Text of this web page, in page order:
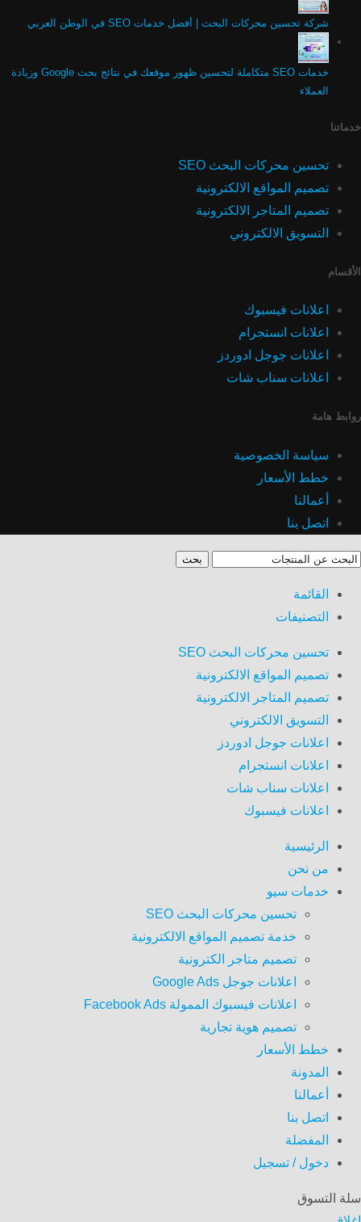
شركة تحسين محركات البحث | أفضل خدمات SEO في الوطن العربي
خدمات SEO متكاملة لتحسين ظهور موقعك في نتائج بحث Google وزيادة
العملاء
خدماتنا
تحسين محركات البحث SEO
تصميم المواقع الالكترونية
تصميم المتاجر الالكترونية
التسويق الالكتروني
الأقسام
اعلانات فيسبوك
اعلانات انستجرام
اعلانات جوجل ادوردز
اعلانات سناب شات
روابط هامة
سياسة الخصوصية
خطط الأسعار
أعمالنا
اتصل بنا
بحث
القائمة
التصنيفات
تحسين محركات البحث SEO
تصميم المواقع الالكترونية
تصميم المتاجر الالكترونية
التسويق الالكتروني
اعلانات جوجل ادوردز
اعلانات انستجرام
اعلانات سناب شات
اعلانات فيسبوك
الرئيسية
من نحن
خدمات سيو
تحسين محركات البحث SEO
خدمة تصميم المواقع الالكترونية
تصميم متاجر الكترونية
اعلانات جوجل Google Ads
اعلانات فيسبوك الممولة Facebook Ads
تصميم هوية تجارية
خطط الأسعار
المدونة
أعمالنا
اتصل بنا
المفضلة
دخول / تسجيل
سلة التسوق